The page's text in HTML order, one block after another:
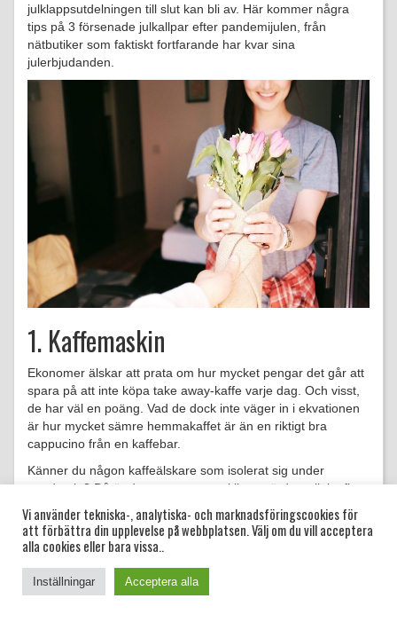
julklappsutdelningen till slut kan bli av. Här kommer några
tips på 3 försenade julkallpar efter pandemijulen, från
nätbutiker som faktiskt fortfarande har kvar sina
julerbjudanden.
1. Kaffemaskin
Ekonomer älskar att prata om hur mycket pengar det går att
spara på att inte köpa take away-kaffe varje dag. Och visst,
de har väl en poäng. Vad de dock inte väger in i ekvationen
är hur mycket sämre hemmakaffet är än en riktigt bra
cappucino från en kaffebar.
Känner du någon kaffeälskare som isolerat sig under
pandemin? Då är den personen verkligen värd en riktigt fin
frånCervera?
Vi använder tekniska-, analytiska- och marknadsföringscookies för
att förbättra din upplevelse på webbplatsen. Välj om du vill acceptera
alla cookies eller bara vissa..
Inställningar Acceptera alla